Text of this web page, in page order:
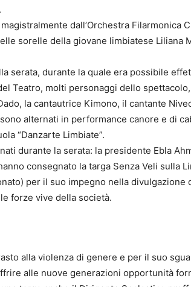
dall’Orchestra Filarmonica
sorelle della giovane limbiatese Liliana
serata, durante la quale era possibile
Teatro, molti personaggi dello
la cantautrice Kimono, il cantante
alternati in performance canore e di
“Danzarte Limbiate”.
durante la serata: la presidente Ebla
consegnato la targa Senza Veli sulla
per il suo impegno nella divulgazione
forze vive della società.
alla violenza di genere e per il suo
alle nuove generazioni opportunità